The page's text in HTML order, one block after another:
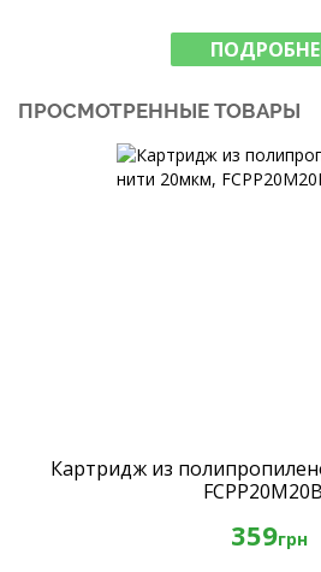
ПРОСМОТРЕННЫЕ ТОВАРЫ
Картридж из
359грн